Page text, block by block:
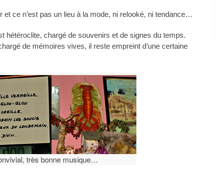
ce n’est pas un lieu à la mode, ni relooké, ni tendance…
hétéroclite, chargé de souvenirs et de signes du temps.
de mémoires vives, il reste empreint d’une certaine
très bonne musique…